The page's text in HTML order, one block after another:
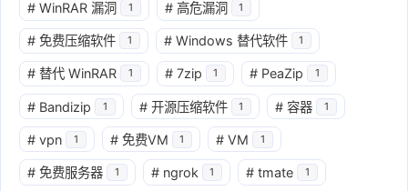
# WinRAR 漏洞 1 # 高危漏洞 1
# 免费压缩软件 1 # Windows 替代软件 1
# 替代 WinRAR 1 # 7zip 1 # PeaZip 1
# Bandizip 1 # 开源压缩软件 1 # 容器 1
# vpn 1 # 免费VM 1 # VM 1
# 免费服务器 1 # ngrok 1 # tmate 1